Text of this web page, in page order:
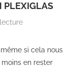
PLEXIGLAS
si cela nous
en rester